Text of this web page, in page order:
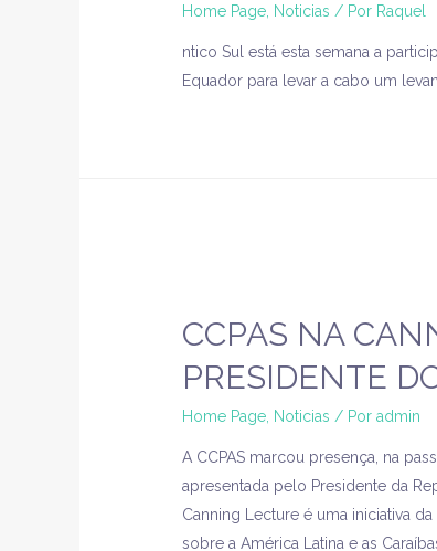
Home Page Noticias / Por Raquel
ntico Sul está esta semana a
Equador para levar a cabo um
CCPAS NA
PRESIDENTE
Home Page, Noticias / Poradmin
A CCPAS marcou presença, na
apresentada pelo Presidente da
Canning Lecture é uma iniciativa
sobre a América Latina e as